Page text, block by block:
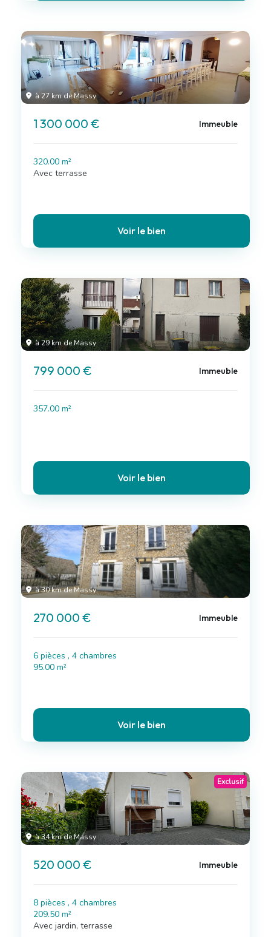
à 27 km de Massy
1 300 000 € Immeuble
320.00 m²
Avec terrasse
Voir le bien
à 29 km de Massy
799 000 € Immeuble
357.00 m²
Voir le bien
à 30 km de Massy
270 000 € Immeuble
6 pièces , 4 chambres
95.00 m²
Voir le bien
à 34 km de Massy
Exclusif
520 000 € Immeuble
8 pièces , 4 chambres
209.50 m²
Avec jardin, terrasse